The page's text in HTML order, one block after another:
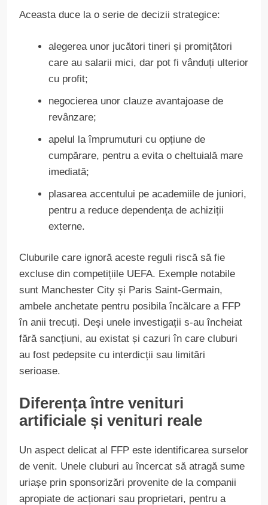
Aceasta duce la o serie de decizii strategice:
alegerea unor jucători tineri și promițători
care au salarii mici, dar pot fi vânduți ulterior
cu profit;
negocierea unor clauze avantajoase de
revânzare;
apelul la împrumuturi cu opțiune de
cumpărare, pentru a evita o cheltuială mare
imediată;
plasarea accentului pe academiile de juniori,
pentru a reduce dependența de achiziții
externe.
Cluburile care ignoră aceste reguli riscă să fie
excluse din competițiile UEFA. Exemple notabile
sunt Manchester City și Paris Saint-Germain,
ambele anchetate pentru posibila încălcare a FFP
în anii trecuți. Deși unele investigații s-au încheiat
fără sancțiuni, au existat și cazuri în care cluburi
au fost pedepsite cu interdicții sau limitări
serioase.
Diferența între venituri
artificiale și venituri reale
Un aspect delicat al FFP este identificarea surselor
de venit. Unele cluburi au încercat să atragă sume
uriașe prin sponsorizări provenite de la companii
apropiate de acționari sau proprietari, pentru a